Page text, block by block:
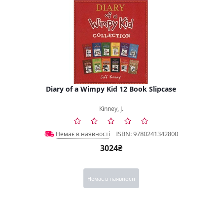
Diary of a Wimpy Kid 12 Book Slipcase
Kinney, J.
Немає в наявності ISBN: 9780241342800
3024₴
Немає в наявності